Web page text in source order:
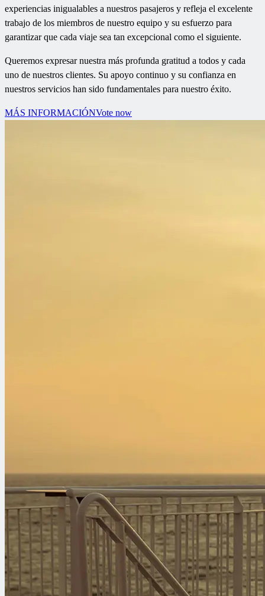
experiencias inigualables a nuestros pasajeros y refleja el excelente
trabajo de los miembros de nuestro equipo y su esfuerzo para
garantizar que cada viaje sea tan excepcional como el siguiente.
Queremos expresar nuestra más profunda gratitud a todos y cada
uno de nuestros clientes. Su apoyo continuo y su confianza en
nuestros servicios han sido fundamentales para nuestro éxito.
MÁS INFORMACIÓNVote now